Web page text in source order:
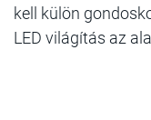
kell külön
LED világítás az